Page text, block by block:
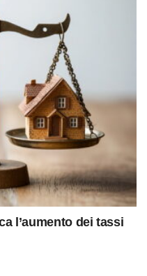
l’aumento dei tassi